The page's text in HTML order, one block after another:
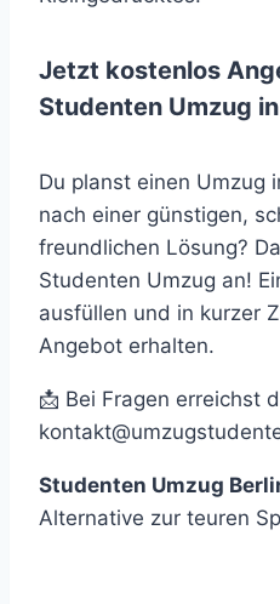
Jetzt kostenlos
Studenten Umzug
Du planst einen Umzug
nach einer günstigen,
freundlichen Lösung?
Studenten Umzug an!
ausfüllen und in kurzer
Angebot erhalten.
📩 Bei Fragen erreichst
Studenten Umzug
Alternative zur teuren